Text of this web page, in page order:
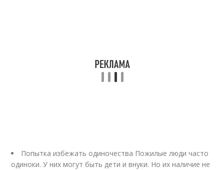
Попытка избежать одиночества Пожилые люди часто
одиноки. У них могут быть дети и внуки. Но их наличие не